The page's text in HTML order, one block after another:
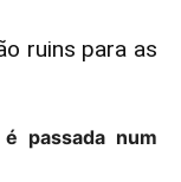
ruins para as
passada num